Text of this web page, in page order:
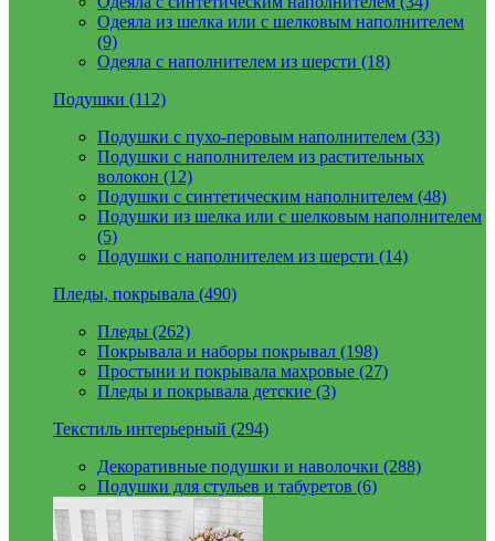
Одеяла из шелка или с шелковым наполнителем
(9)
Одеяла с наполнителем из шерсти (18)
Подушки (112)
Подушки с пухо-перовым наполнителем (33)
Подушки с наполнителем из растительных
волокон (12)
Подушки с синтетическим наполнителем (48)
Подушки из шелка или с шелковым наполнителем
(5)
Подушки с наполнителем из шерсти (14)
Пледы, покрывала (490)
Пледы (262)
Покрывала и наборы покрывал (198)
Простыни и покрывала махровые (27)
Пледы и покрывала детские (3)
Текстиль интерьерный (294)
Декоративные подушки и наволочки (288)
Подушки для стульев и табуретов (6)